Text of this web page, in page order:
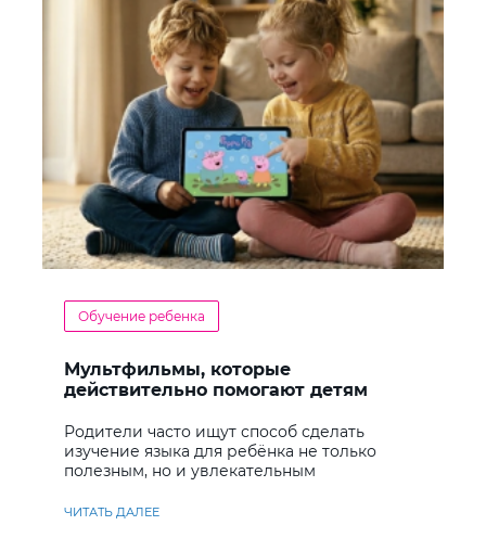
Обучение ребенка
Мультфильмы, которые
действительно помогают детям
Родители часто ищут способ сделать
изучение языка для ребёнка не только
полезным, но и увлекательным
ЧИТАТЬ ДАЛЕЕ